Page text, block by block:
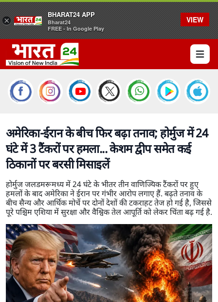
Open
अमेरिका-ईरान के बीच फिर बढ़ा तनाव; होर्मुज में 24
घंटे में 3 टैंकरों पर हमला... केशम द्वीप समेत कई
ठिकानों पर बरसी मिसाइलें
होर्मुज जलडमरूमध्य में 24 घंटे के भीतर तीन वाणिज्यिक टैंकरों पर हुए
हमलों के बाद अमेरिका ने ईरान पर गंभीर आरोप लगाए हैं. बढ़ते तनाव के
बीच सैन्य और आर्थिक मोर्चे पर दोनों देशों की टकराहट तेज हो गई है, जिससे
पूरे पश्चिम एशिया में सुरक्षा और वैश्विक तेल आपूर्ति को लेकर चिंता बढ़ गई है.
×
BHARAT24 APP
Bharat24
FREE - In Google Play
VIEW